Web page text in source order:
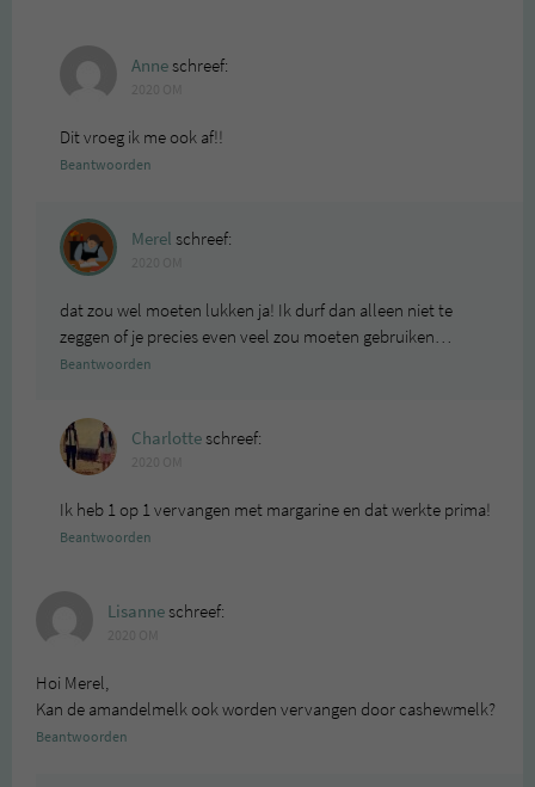
Anneschreef:
Dit vroeg ik me ook af!!
Beantwoorden
Merel schreef:
dat zou wel moeten lukken ja! Ik durf dan alleen niet te
zeggen of je precies even veel zou moeten gebruiken…
Beantwoorden
Charlotteschreef:
Ik heb 1 op 1 vervangen met margarine en dat werkte prima!
Beantwoorden
Lisanneschreef:
Hoi Merel,
Kan de amandelmelk ook worden vervangen door cashewmelk?
Beantwoorden